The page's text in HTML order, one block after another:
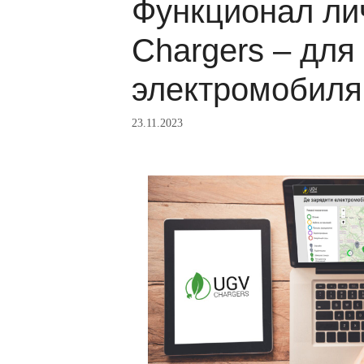
Функционал
Chargers –
электромобиля
23.11.2023